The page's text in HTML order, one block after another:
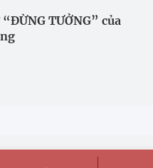
TƯỞNG” của